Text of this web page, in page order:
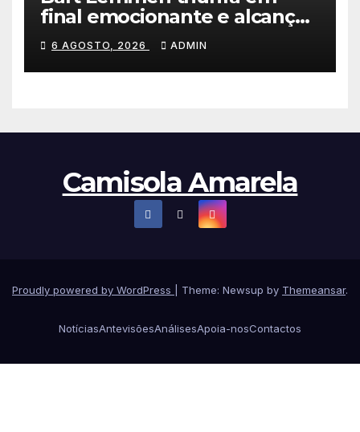
final emocionante e alcança
a primeira vitória da carreira
na Volta à Polónia
6 AGOSTO, 2026 ADMIN
Camisola Amarela
Proudly powered by WordPress Theme: Newsup by Themeansar.
NotíciasAntevisõesAnálisesApoia-nosContactos